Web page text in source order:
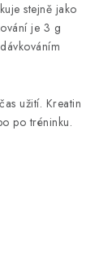
stejně jako
je 3 g
užití. Kreatin
po tréninku.